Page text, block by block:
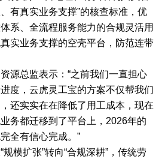
有真实业务支撑”的核查标准，优
系、全流程服务能力的合规灵活用
实业务支撑的空壳平台，防范连带
源总监表示：“之前我们一直担心
度，云虎灵工宝的方案不仅帮我们
还实实在在降低了用工成本，现在
务都迁移到了平台上，2026年的
全有信心完成。”
模扩张”转向“合规深耕”，传统劳